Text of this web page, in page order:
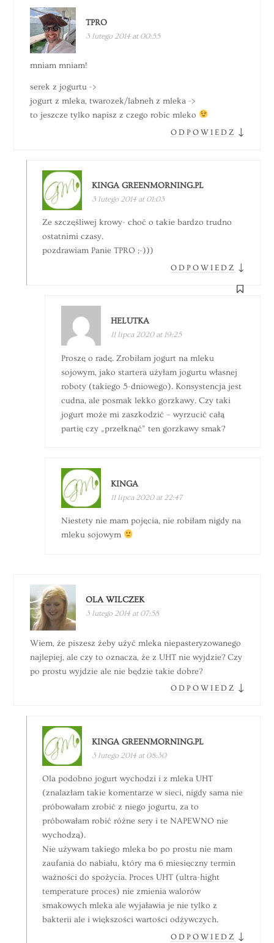
TPRO
3 lutego 2014 at 00:55
mniam mniam!
serek z jogurtu ->
jogurt z mleka, twarozek/labneh z mleka ->
to jeszcze tylko napisz z czego robic mleko
ODPOWIEDZ ↓
KINGA GREENMORNING.PL
3 lutego 2014 at 01:03
Ze szczęśliwej krowy- choć o takie bardzo trudno
ostatnimi czasy.
pozdrawiam Panie TPRO ;-)))
ODPOWIEDZ ↓
HELUTKA
11 lipca 2020 at 19:25
Proszę o radę. Zrobiłam jogurt na mleku
sojowym, jako startera użyłam jogurtu własnej
roboty (takiego 5-dniowego). Konsystencja jest
cudna, ale posmak lekko gorzkawy. Czy taki
jogurt może mi zaszkodzić – wyrzucić całą
partię czy „przełknąć” ten gorzkawy smak?
KINGA
11 lipca 2020 at 22:47
Niestety nie mam pojęcia, nie robiłam nigdy na
mleku sojowym
OLA WILCZEK
3 lutego 2014 at 07:58
Wiem, że piszesz żeby użyć mleka niepasteryzowanego
najlepiej, ale czy to oznacza, że z UHT nie wyjdzie? Czy
po prostu wyjdzie ale nie będzie takie dobre?
ODPOWIEDZ ↓
KINGA GREENMORNING.PL
3 lutego 2014 at 08:30
Ola podobno jogurt wychodzi i z mleka UHT
(znalazłam takie komentarze w sieci, nigdy sama nie
próbowałam zrobić z niego jogurtu, za to
próbowałam robić różne sery i te NAPEWNO nie
wychodzą).
Nie używam takiego mleka bo po prostu nie mam
zaufania do nabiału, który ma 6 miesięczny termin
ważności do spożycia. Proces UHT (ultra-hight
temperature proces) nie zmienia walorów
smakowych mleka ale wyjaławia je nie tylko z
bakterii ale i większości wartości odżywczych.
ODPOWIEDZ ↓